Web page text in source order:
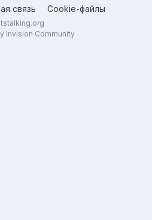
связь Cookie-файлы
Invision Community